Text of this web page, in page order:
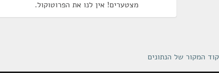
מצטערים! אין לנו את הפרוטוקול.
קוד המקור של הנתונים